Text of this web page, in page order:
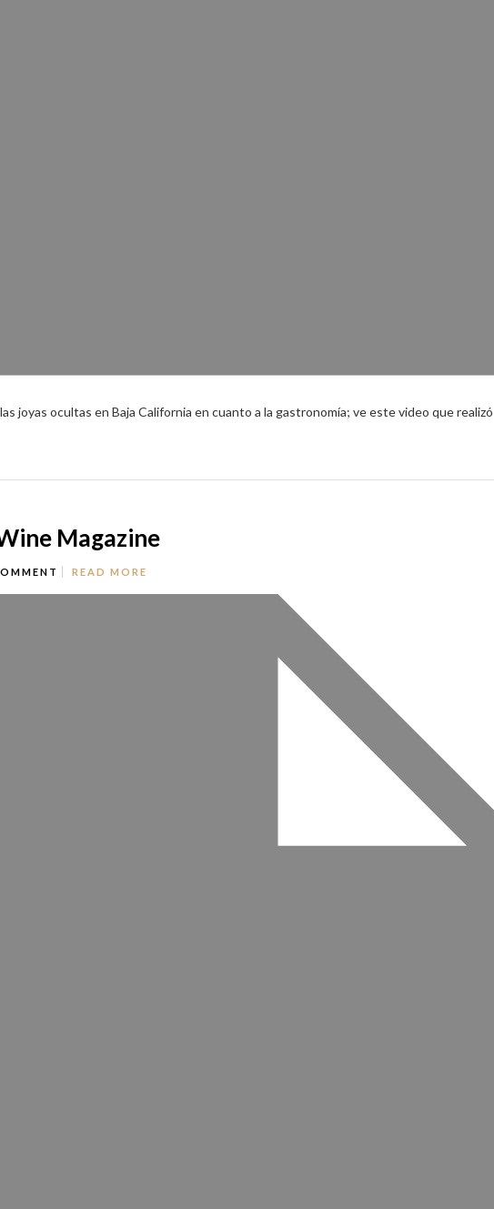
joyas ocultas en Baja California en cuanto a la gastronomía; ve este video que realizó
Magazine
READ MORE